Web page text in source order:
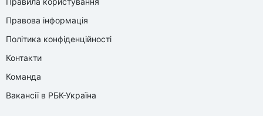
Правова інформація
Політика конфіденційності
Контакти
Команда
Вакансії в РБК-Україна